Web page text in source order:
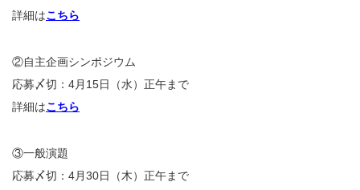
詳細はこちら
②自主企画シンポジウム
応募〆切：4月15日（水）正午まで
詳細はこちら
③一般演題
応募〆切：4月30日（木）正午まで